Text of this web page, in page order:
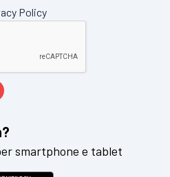
Policy
smartphone e tablet